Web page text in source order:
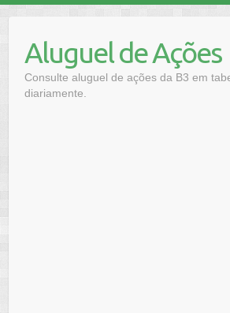
contentAluguel de Ações
Consulte aluguel de ações da B3 em
diariamente.